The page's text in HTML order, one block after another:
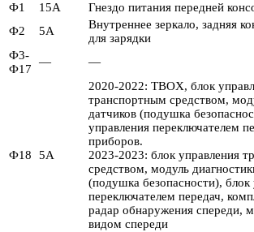
Ф1
15А
Гнездо питания передней
Ф2
5А
Внутреннее зеркало, задняя
для зарядки
Ф3-
Ф17
— —
Ф18 5А
2020-2022: TBOX, блок
транспортным средством,
датчиков (подушка
управления переключателем
приборов.
2023-2023: блок управления
средством, модуль
(подушка безопасности), блок
переключателем передач,
радар обнаружения спереди,
видом спереди